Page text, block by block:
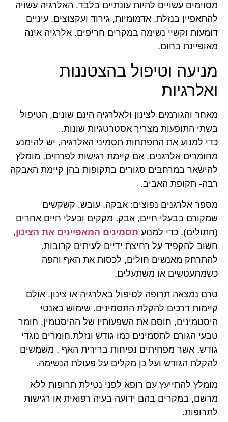
מסוימים עשויים להיות עונתיים בלבד. האלרגיה עשויה
להתאפיין בנזלת, אדמומיות, גירוד ועקצוצים, עיניים
דומעות וקשיי נשימה במקרים חריפים. אלרגיה אינה
מאופיינת בחום.
מניעה וטיפול בהצטננות
ואלרגיות
מאחר והגורמים לצינון ולאלרגיה הינם שונים, הטיפול
בשתי התופעות מצריך אסטרטגיות שונות.
כדי למנוע את התפתחות תסמיני האלרגיה, יש להימנע
מחומרים אלרגנים. אם קיימת רגישות לפרחים, מומלץ
להישאר במרחבים סגורים בתקופות בהן קיימת האבקה
רבה- תקופת האביב.
מספר אלרגנים נפוצים: אבקה, עובש, קשקשים
שמקורם בבעלי חיים, אבק, מקקים ובעלי חיים אחרים
(חתולים). כדי למנוע תסמינים המאפיינים את הצינון,
חשוב להקפיד על רחיצת ידיים לעיתים קרובות.
להתרחק מאנשים חולים, לכסות את האף והפה
כשמתעטשים או משתעלים.
טרם נמצאה תרופה לטיפול באלרגיה או צינון. אולם
קיימות דרכים להקלת התסמינים. שימוש באנטי
היסטמינים, חוסם את השפעותיו של ההיסטמין, חומר
טבעי הגורם לתסמינים כמו גודש ונזלת.חומרים נוגדי
גודש, אשר מפחיתים נפיחות ברירית האף , משמשים
להקלת הגודש ועל כן מקלים על פעולת הנשימה.
מומלץ להתייעץ עם רופא לפני נטילת תרופות ללא
מרשם, במקרים בהם ידועה בעיה רפואית או רגישות
לתרופות.